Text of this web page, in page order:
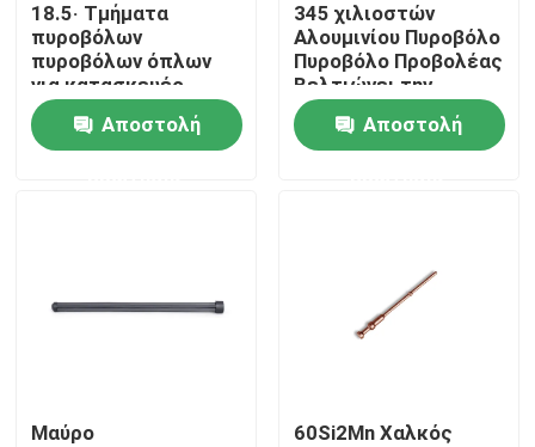
Έλεγχος ποιότητας
Επικοινωνήστε μαζί μας
Ημι αυτόματα κυνηγετικά όπλα
18.5· Τμήματα
πυροβόλων
πυροβόλων όπλων
για κατασκευές
χάλυβα CIP ή SAAMI
Αποστολή
345 χιλιοστών
Αλουμινίου Πυροβόλο
Πυροβόλο Προβολέας
Βελτιώνει την
εμπειρία του
πυροβολισμού
Ελαφρύ
Αποστολή
Μαύρο
60Si2Mn Χαλκός